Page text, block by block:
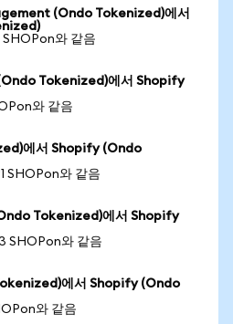
(Ondo Tokenized)에서
와 같음
Tokenized)에서 Shopify
와 같음
에서 Shopify (Ondo
SHOPon와 같음
Tokenized)에서 Shopify
SHOPon와 같음
에서 Shopify (Ondo
와 같음